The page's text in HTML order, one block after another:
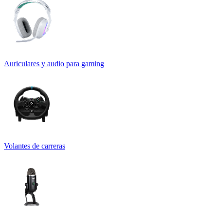
Auriculares y audio para gaming
Volantes de carreras